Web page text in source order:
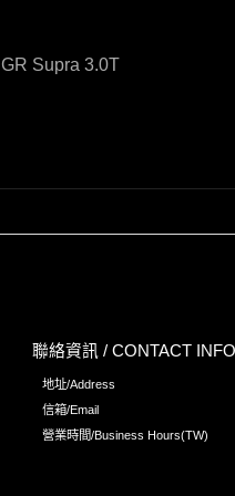
GR Supra 3.0T
聯絡資訊 / CONTACT
地址/Address
信箱/Email
營業時間/Business Hours(TW)